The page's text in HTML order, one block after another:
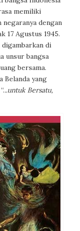
memiliki
dengan
17 Agustus 1945.
di
unsur bangsa
bersama.
Belanda yang
“...untuk Bersatu,